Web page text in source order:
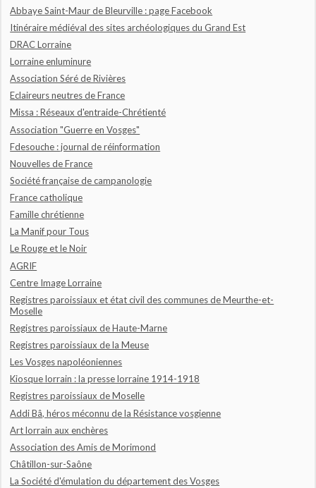
Abbaye Saint-Maur de Bleurville : page Facebook
Itinéraire médiéval des sites archéologiques du Grand Est
DRAC Lorraine
Lorraine enluminure
Association Séré de Rivières
Eclaireurs neutres de France
Missa : Réseaux d'entraide-Chrétienté
Association "Guerre en Vosges"
Fdesouche : journal de réinformation
Nouvelles de France
Société française de campanologie
France catholique
Famille chrétienne
La Manif pour Tous
Le Rouge et le Noir
AGRIF
Centre Image Lorraine
Registres paroissiaux et état civil des communes de Meurthe-et-
Moselle
Registres paroissiaux de Haute-Marne
Registres paroissiaux de la Meuse
Les Vosges napoléoniennes
Kiosque lorrain : la presse lorraine 1914-1918
Registres paroissiaux de Moselle
Addi Bâ, héros méconnu de la Résistance vosgienne
Art lorrain aux enchères
Association des Amis de Morimond
Châtillon-sur-Saône
La Société d'émulation du département des Vosges